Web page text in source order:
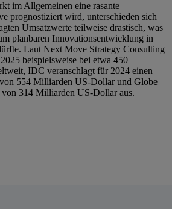
im Allgemeinen eine rasante
prognostiziert wird, unterschieden sich
Umsatzwerte teilweise drastisch, was
planbaren Innovationsentwicklung in
Laut Next Move Strategy Consulting
beispielsweise bei etwa 450
IDC veranschlagt für 2024 einen
554 Milliarden US-Dollar und Globe
314 Milliarden US-Dollar aus.